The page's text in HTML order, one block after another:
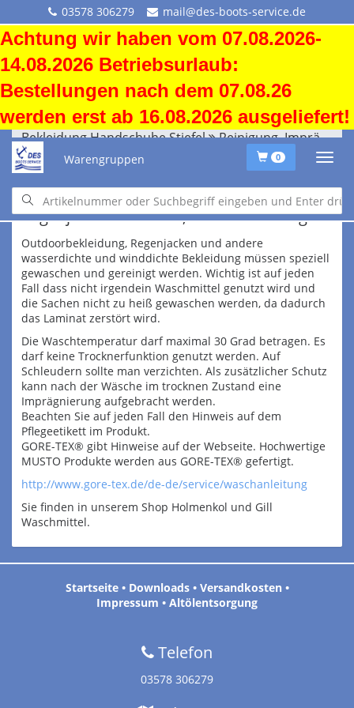
03578 306279 mail@des-boots-service.de
Achtung wir haben vom 07.08.2026-
14.08.2026 Betriebsurlaub:
Bestellungen nach dem 07.08.26
werden erst ab 16.08.2026 ausgeliefert!
Warengruppen 0
Bekleidung Handschuhe Stiefel Reinigung, Imprägnierung
Informationen zu Outdoorjacken und
Regenjacken waschen, Waschanleitung
Outdoorbekleidung, Regenjacken und andere
wasserdichte und winddichte Bekleidung müssen speziell
gewaschen und gereinigt werden. Wichtig ist auf jeden
Fall dass nicht irgendein Waschmittel genutzt wird und
die Sachen nicht zu heiß gewaschen werden, da dadurch
das Laminat zerstört wird.
Die Waschtemperatur darf maximal 30 Grad betragen. Es
darf keine Trocknerfunktion genutzt werden. Auf
Schleudern sollte man verzichten. Als zusätzlicher Schutz
kann nach der Wäsche im trocknen Zustand eine
Imprägnierung aufgebracht werden.
Beachten Sie auf jeden Fall den Hinweis auf dem
Pflegeetikett im Produkt.
GORE-TEX® gibt Hinweise auf der Webseite. Hochwertige
MUSTO Produkte werden aus GORE-TEX® gefertigt.
http://www.gore-tex.de/de-de/service/waschanleitung
Sie finden in unserem Shop Holmenkol und Gill
Waschmittel.
Startseite• Downloads• Versandkosten•
Impressum • Altölentsorgung
Telefon
03578 306279